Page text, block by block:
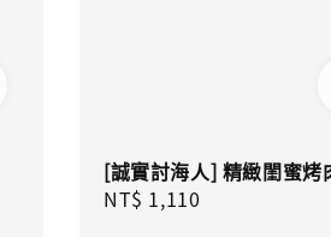
[誠實討海人] 精緻閨蜜烤
Regular
NT$ 1,110